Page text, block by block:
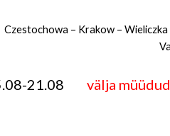
Czestochowa – Krakow –
21.08 välja